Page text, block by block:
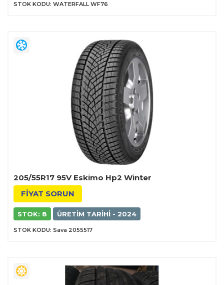
STOK KODU: WATERFALL WF76
205/55R17 95V Eskimo Hp2 Winter
FİYAT SORUN
STOK: 8 ÜRETIM TARIHI - 2024
STOK KODU: Sava 2055517